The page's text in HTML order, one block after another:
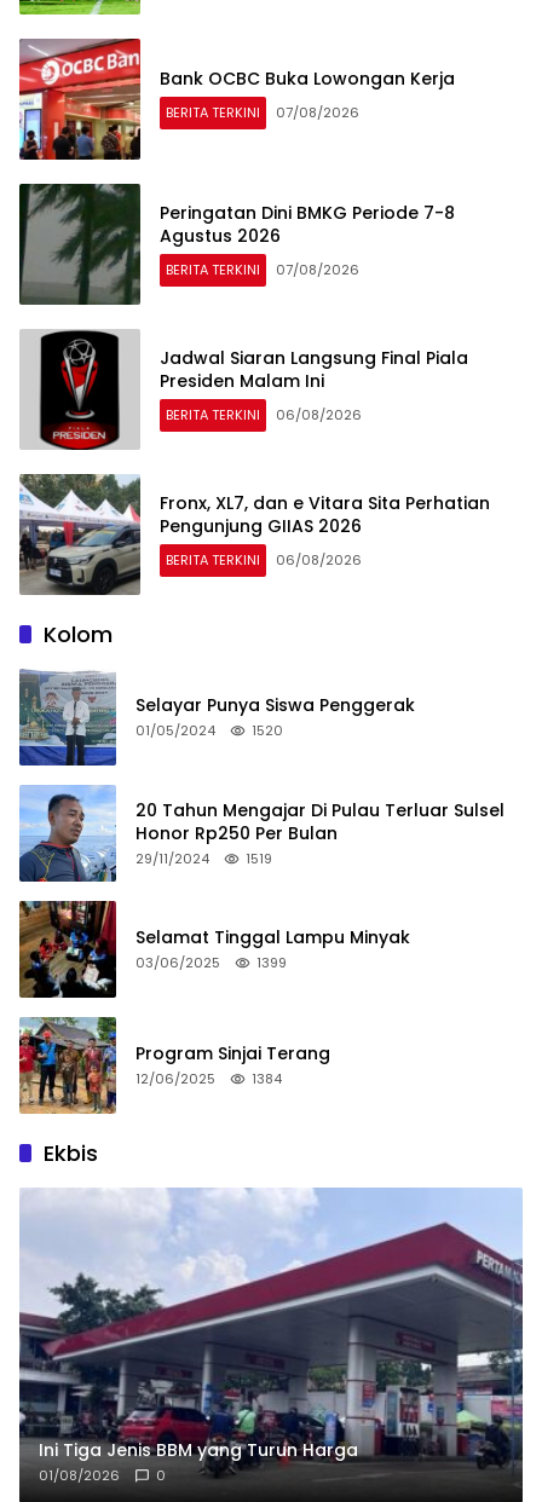
Bank OCBC Buka Lowongan Kerja
BERITA TERKINI 07/08/2026
Peringatan Dini BMKG Periode 7-8
Agustus 2026
BERITA TERKINI 07/08/2026
Jadwal Siaran Langsung Final Piala
Presiden Malam Ini
BERITA TERKINI 06/08/2026
Fronx, XL7, dan e Vitara Sita Perhatian
Pengunjung GIIAS 2026
BERITA TERKINI 06/08/2026
Kolom
Selayar Punya Siswa Penggerak
01/05/2024 1520
20 Tahun Mengajar Di Pulau Terluar Sulsel
Honor Rp250 Per Bulan
29/11/2024 1519
Selamat Tinggal Lampu Minyak
03/06/2025 1399
Program Sinjai Terang
12/06/2025 1384
Ekbis
Ini Tiga Jenis BBM yang Turun Harga
01/08/2026 0